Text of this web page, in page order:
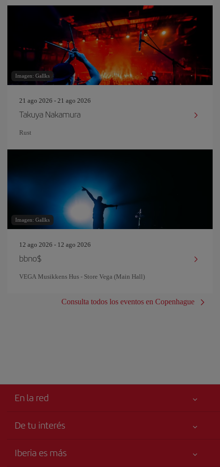
Imagen: Gallks
21 ago 2026 - 21 ago 2026
Takuya Nakamura
Rust
Imagen: Gallks
12 ago 2026 - 12 ago 2026
bbno$
VEGA Musikkens Hus - Store Vega (Main Hall)
Consulta todos los eventos en Copenhague
En la red
De tu interés
Accesibilidad
Iberia es más